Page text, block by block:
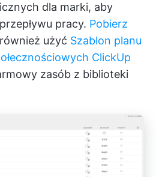
dla marki, aby
pracy. Pobierz
użyć Szablon planu
ClickUp
zasób z biblioteki